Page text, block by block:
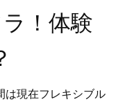
！体験
は現在フレキシブル